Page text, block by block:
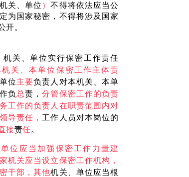
机关、单位 ）不得将依法应当公
为国家秘密，不得将涉及国家
开。
机关、单位实行保密工作责任
机关、本单位保密工作主体责
位主要负责人对本机关、本单
负 总责，分管保密工作的负责
工作的负责人在职责范围内对
导责任， 工作人员对本岗位的
接责任。
位应当加强保密工作力量建
机关应当设立保密工作机构，
干部，其他机关、单位应当根